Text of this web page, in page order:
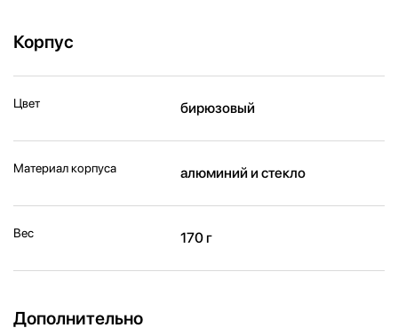
Корпус
Цвет бирюзовый
Материал корпуса алюминий и стекло
Вес 170 г
Дополнительно